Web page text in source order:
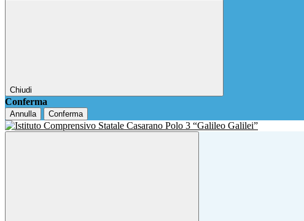
Chiudi
Conferma
Annulla Conferma